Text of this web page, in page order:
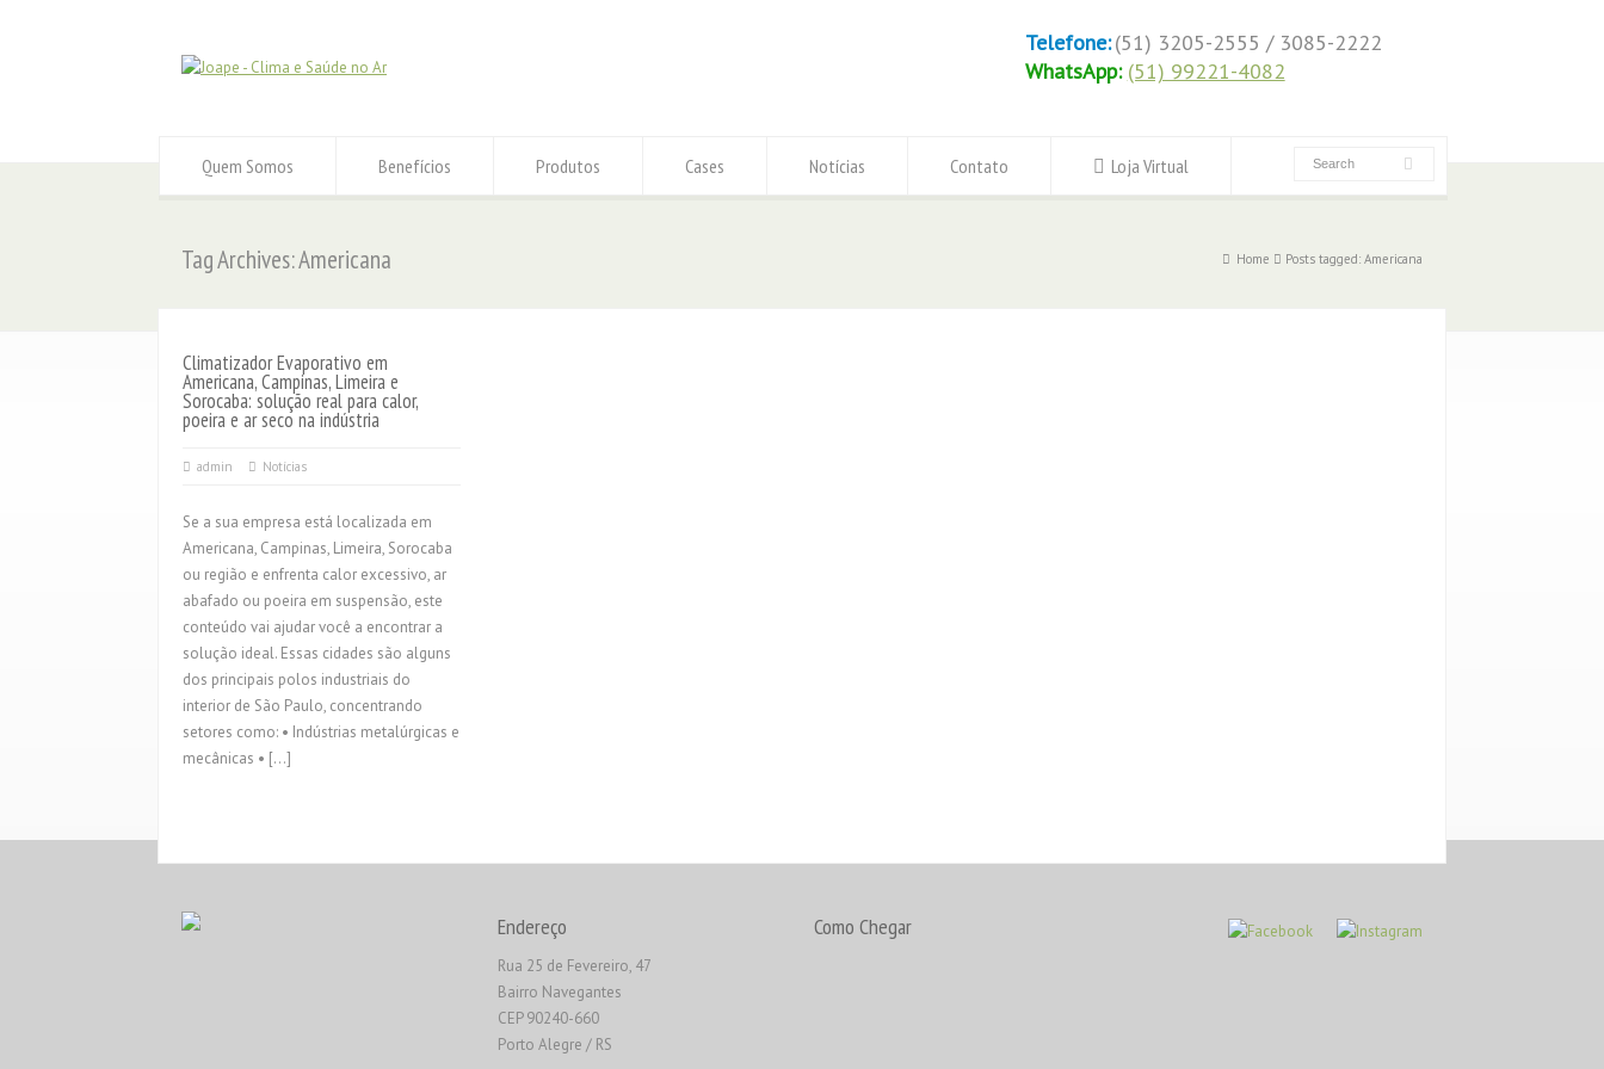
Telefone:(51) 3205-2555 / 3085-2222
WhatsApp: (51) 99221-4082
Quem Somos Benefícios Produtos Cases Notícias Contato Loja Virtual
Tag Archives: Americana Home Posts tagged: Americana
Climatizador Evaporativo em
Americana, Campinas, Limeira e
Sorocaba: solução real para calor,
poeira e ar seco na indústria
admin Notícias
Se a sua empresa está localizada em
Americana, Campinas, Limeira, Sorocaba
ou região e enfrenta calor excessivo, ar
abafado ou poeira em suspensão, este
conteúdo vai ajudar você a encontrar a
solução ideal. Essas cidades são alguns
dos principais polos industriais do
interior de São Paulo, concentrando
setores como: • Indústrias metalúrgicas e
mecânicas • […]
Endereço
Rua 25 de Fevereiro, 47
Bairro Navegantes
CEP 90240-660
Porto Alegre / RS
Como Chegar